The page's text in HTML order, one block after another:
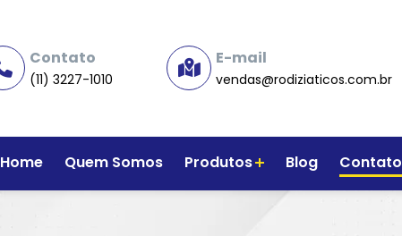
Contato
(11) 3227-1010
E-mail
vendas@rodiziaticos.com.br
Home Quem Somos Produtos Blog Contato